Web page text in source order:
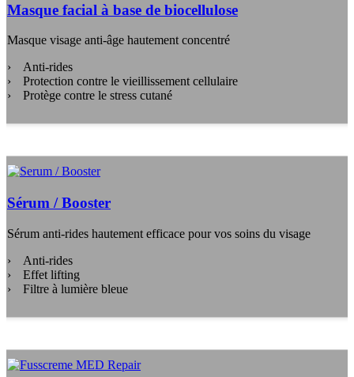
Masque facial à base de biocellulose
Masque visage anti-âge hautement concentré
Anti-rides
Protection contre le vieillissement cellulaire
Protège contre le stress cutané
Sérum / Booster
Sérum anti-rides hautement efficace pour vos soins du visage
Anti-rides
Effet lifting
Filtre à lumière bleue